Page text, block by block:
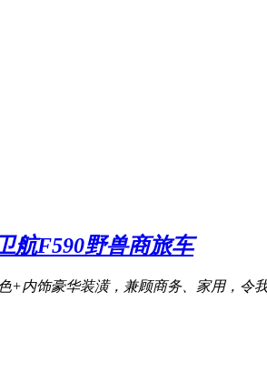
航F590野兽商旅车
+内饰豪华装潢，兼顾商务、家用，